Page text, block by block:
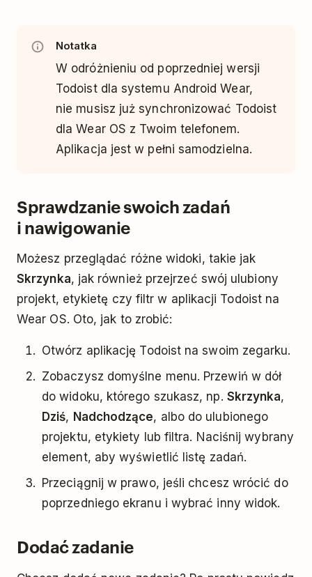
Notatka
W odróżnieniu od poprzedniej wersji
Todoist dla systemu Android Wear,
nie musisz już synchronizować Todoist
dla Wear OS z Twoim telefonem.
Aplikacja jest w pełni samodzielna.
Sprawdzanie swoich zadań
i nawigowanie
Możesz przeglądać różne widoki, takie jak
Skrzynka, jak również przejrzeć swój ulubiony
projekt, etykietę czy filtr w aplikacji Todoist na
Wear OS. Oto, jak to zrobić:
Otwórz aplikację Todoist na swoim zegarku.
Zobaczysz domyślne menu. Przewiń w dół
do widoku, którego szukasz, np. Skrzynka,
Dziś, Nadchodzące, albo do ulubionego
projektu, etykiety lub filtra. Naciśnij wybrany
element, aby wyświetlić listę zadań.
Przeciągnij w prawo, jeśli chcesz wrócić do
poprzedniego ekranu i wybrać inny widok.
Dodać zadanie